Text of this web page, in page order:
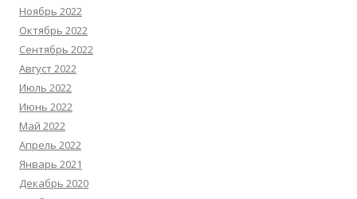
Ноябрь 2022
Октябрь 2022
Сентябрь 2022
Август 2022
Июль 2022
Июнь 2022
Май 2022
Апрель 2022
Январь 2021
Декабрь 2020